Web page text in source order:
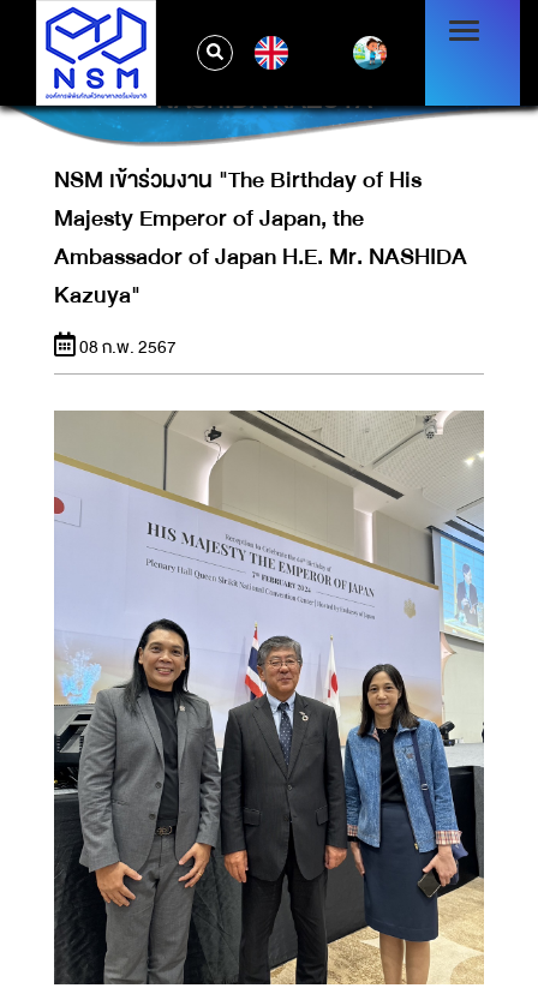
NSM เข้าร่วมงาน "THE BIRTHDAY OF HIS
MAJESTY EMPEROR OF JAPAN, THE
AMBASSADOR OF JAPAN H.E. MR.
NASHIDA KAZUYA"
NSM เข้าร่วมงาน "The Birthday of His
Majesty Emperor of Japan, the
Ambassador of Japan H.E. Mr. NASHIDA
Kazuya"
08 ก.พ. 2567